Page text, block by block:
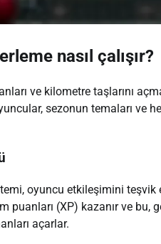
nasıl çalışır?
ve kilometre taşlarını
sezonun temaları ve
oyuncu etkileşimini teşvik
puanları (XP) kazanır ve bu,
açarlar.